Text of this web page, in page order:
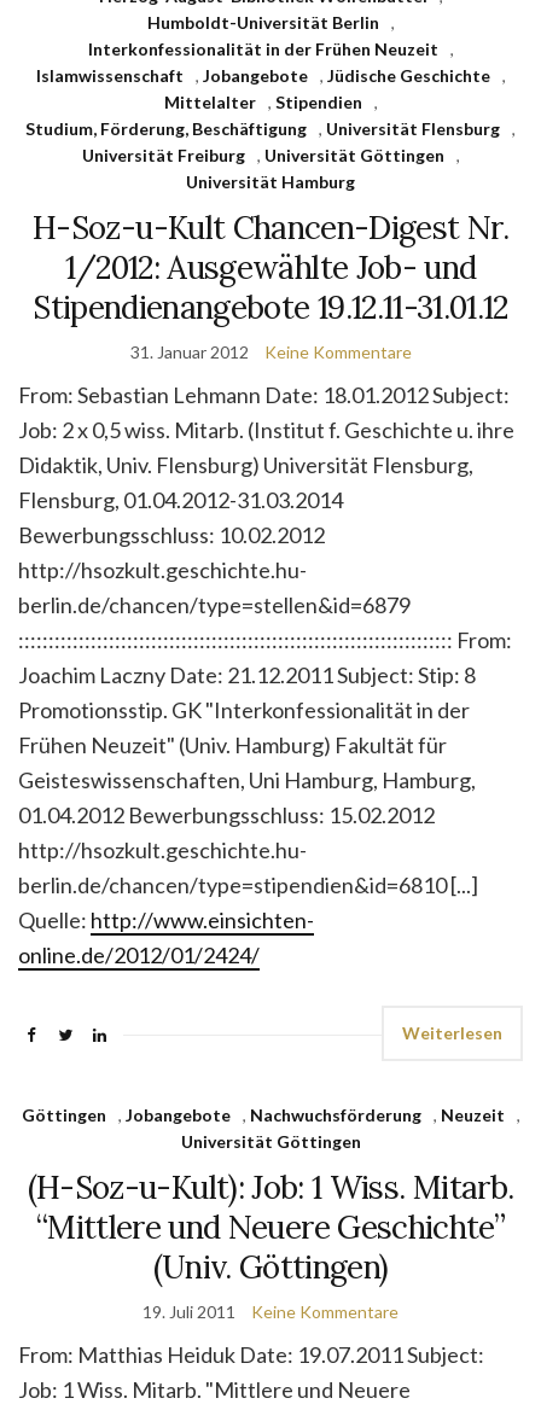
Humboldt-Universität Berlin
,
Interkonfessionalität in der Frühen Neuzeit
,
Islamwissenschaft
, Jobangebote , Jüdische Geschichte
,
Mittelalter
, Stipendien
,
Studium, Förderung, Beschäftigung , Universität Flensburg ,
Universität Freiburg
, Universität Göttingen
,
Universität Hamburg
H-Soz-u-Kult Chancen-Digest Nr.
1/2012: Ausgewählte Job- und
Stipendienangebote 19.12.11-31.01.12
31. Januar 2012 Keine Kommentare
From: Sebastian Lehmann Date: 18.01.2012 Subject:
Job: 2 x 0,5 wiss. Mitarb. (Institut f. Geschichte u. ihre
Didaktik, Univ. Flensburg) Universität Flensburg,
Flensburg, 01.04.2012-31.03.2014
Bewerbungsschluss: 10.02.2012
http://hsozkult.geschichte.hu-
berlin.de/chancen/type=stellen&id=6879
:::::::::::::::::::::::::::::::::::::::::::::::::::::::::::::::::::::::: From:
Joachim Laczny Date: 21.12.2011 Subject: Stip: 8
Promotionsstip. GK "Interkonfessionalität in der
Frühen Neuzeit" (Univ. Hamburg) Fakultät für
Geisteswissenschaften, Uni Hamburg, Hamburg,
01.04.2012 Bewerbungsschluss: 15.02.2012
http://hsozkult.geschichte.hu-
berlin.de/chancen/type=stipendien&id=6810 [...]
Quelle: http://www.einsichten-
online.de/2012/01/2424/
Weiterlesen
Göttingen , Jobangebote , Nachwuchsförderung , Neuzeit
,
Universität Göttingen
(H-Soz-u-Kult): Job: 1 Wiss. Mitarb.
“Mittlere und Neuere Geschichte”
(Univ. Göttingen)
19. Juli 2011 Keine Kommentare
From: Matthias Heiduk Date: 19.07.2011 Subject:
Job: 1 Wiss. Mitarb. "Mittlere und Neuere